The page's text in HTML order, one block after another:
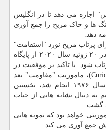
اجازه می دهد تا در انگلیس
ها و خاک مریخ را جمع آوری
دهد.
پرتاب مریخ نورد "استقامت"
(Perseverance) است که مقرر است در ۲۰ ژوئیه سال ۲۰۲۰ از پایگاه
با موشک "اطلس ۵ " پرتاب شود. با تاکید بر موفقیت در
ماموریت مریخ نورد "کنجکاوی"(Curiosity)، ماموریت "مقاومت" بعد
از ماموریت های "وایکینگ" که در سال ۱۹۷۶ انجام شد، نخستین
به دنبال نشانه هایی از حیات
گشت.
خواهد بود که نمونه هایی
جمع آوری می کند.